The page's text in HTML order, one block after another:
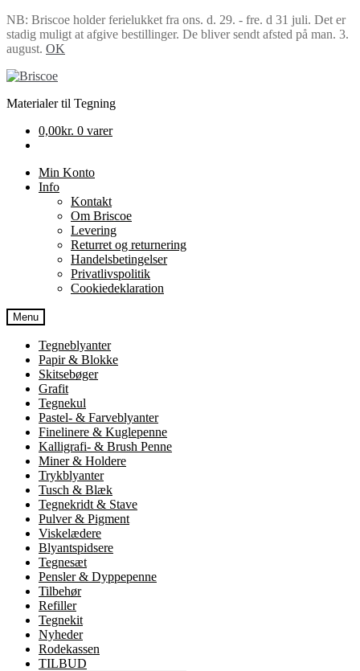
NB: Briscoe holder ferielukket fra ons. d. 29. - fre. d 31 juli. Det er
stadig muligt at afgive bestillinger. De bliver sendt afsted på man. 3.
august. OK
Spring
navigation
Spring
indhold
Materialer til Tegning
0,00kr. 0 varer
Min Konto
Info
Kontakt
Om Briscoe
Levering
Returret og returnering
Handels­betingelser
Privatlivspolitik
Cookiedeklaration
Menu
Tegneblyanter
Papir & Blokke
Skitsebøger
Grafit
Tegnekul
Pastel- & Farveblyanter
Finelinere & Kuglepenne
Kalligrafi- & Brush Penne
Miner & Holdere
Trykblyanter
Tusch & Blæk
Tegnekridt & Stave
Pulver & Pigment
Viskelædere
Blyantspidsere
Tegnesæt
Pensler & Dyppepenne
Tilbehør
Refiller
Tegnekit
Nyheder
Rodekassen
TILBUD